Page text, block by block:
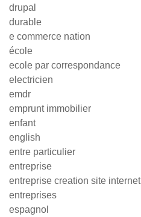
drupal
durable
e commerce nation
école
ecole par correspondance
electricien
emdr
emprunt immobilier
enfant
english
entre particulier
entreprise
entreprise creation site internet
entreprises
espagnol